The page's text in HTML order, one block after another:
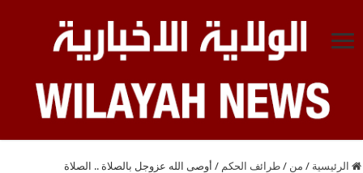
الرئيسية / من / طرائف الحكم / أوصى الله عزوجل بالصلاة .. الصلاة